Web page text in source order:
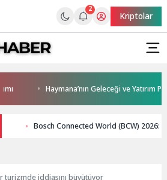
2
Kriptolar
Haymana’nın Geleceği ve Yatırım
Bosch Connected World (BCW)
turizmde iddiasını büyütüyor